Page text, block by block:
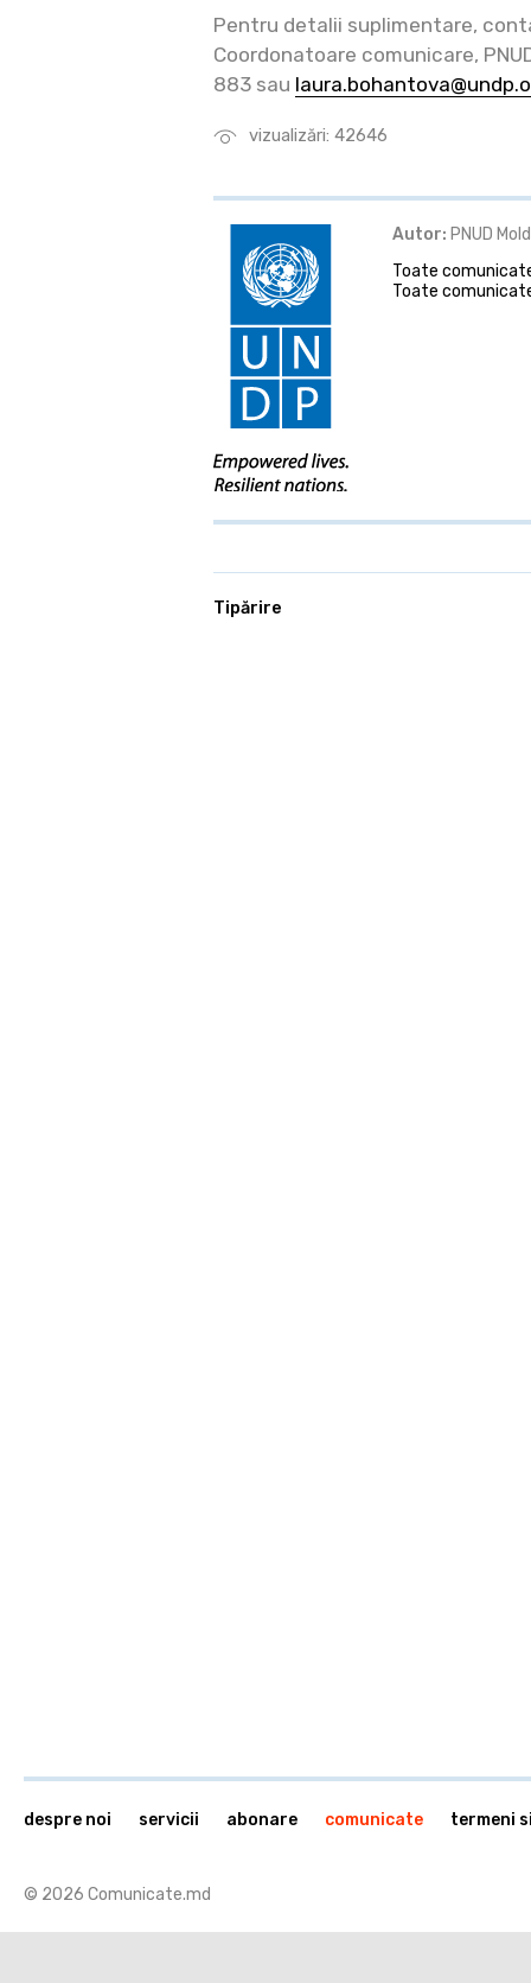
vizualizări: 42646
Pentru detalii suplimentare,
Coordonatoare comunicare,
883 sau
Autor: PNUD
Toate
Toate
Tipărire
© 2026 Comunicate.md
despre noi servicii abonare comunicate termeni